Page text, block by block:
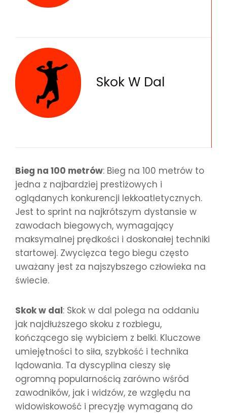
Skok W Dal
Bieg na 100 metrów: Bieg na 100 metrów to
jedna z najbardziej prestiżowych i
oglądanych konkurencji lekkoatletycznych.
Jest to sprint na najkrótszym dystansie w
zawodach biegowych, wymagający
maksymalnej prędkości i doskonałej techniki
startowej. Zwycięzca tego biegu często
uważany jest za najszybszego człowieka na
świecie.
Skok w dal: Skok w dal polega na oddaniu
jak najdłuższego skoku z rozbiegu,
kończącego się wybiciem z belki. Kluczowe
umiejętności to siła, szybkość i technika
lądowania. Ta dyscyplina cieszy się
ogromną popularnością zarówno wśród
zawodników, jak i widzów, ze względu na
widowiskowość i precyzję wymaganą do